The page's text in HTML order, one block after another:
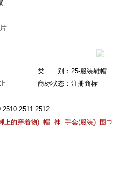
类 别：25-服装鞋帽
商标状态：注册商标
2511 2512
上的穿着物) 帽 袜 手套(服装) 围巾